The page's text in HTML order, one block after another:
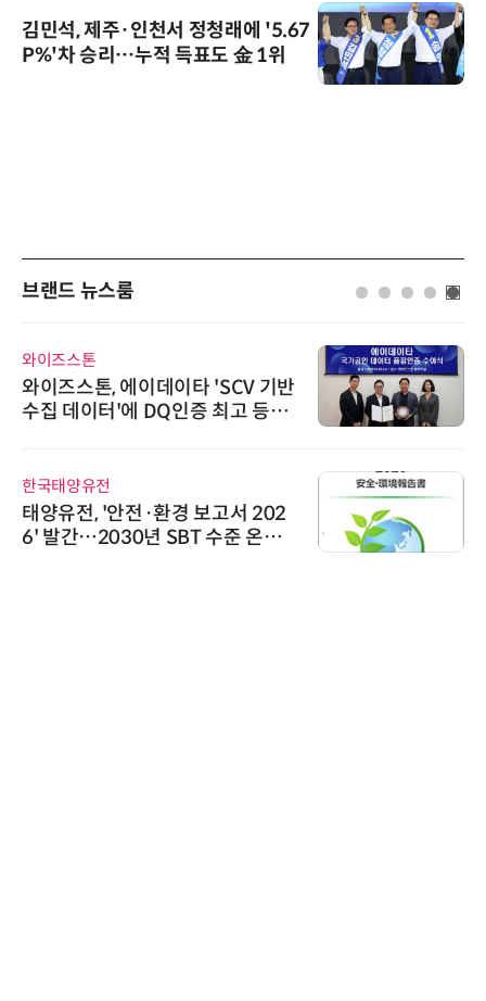
김민석, 제주·인천서 정청래에 '5.67
P%'차 승리…누적 득표도 金 1위
브랜드 뉴스룸
와이즈스톤
와이즈스톤, 에이데이타 'SCV 기반
수집 데이터'에 DQ인증 최고 등급
한국태양유전
태양유전, '안전·환경 보고서 202
6' 발간…2030년 SBT 수준 온실